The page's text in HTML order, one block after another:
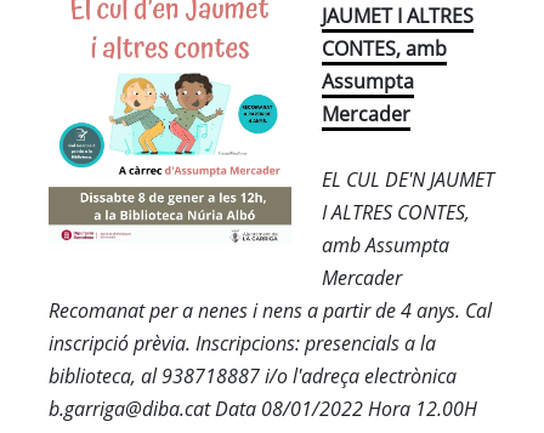
JAUMET I ALTRES
CONTES, amb
Assumpta
Mercader
EL CUL DE'N JAUMET
I ALTRES CONTES,
amb Assumpta
Mercader
Recomanat per a nenes i nens a partir de 4 anys. Cal
inscripció prèvia. Inscripcions: presencials a la
biblioteca, al 938718887 i/o l'adreça electrònica
b.garriga@diba.cat Data 08/01/2022 Hora 12.00H